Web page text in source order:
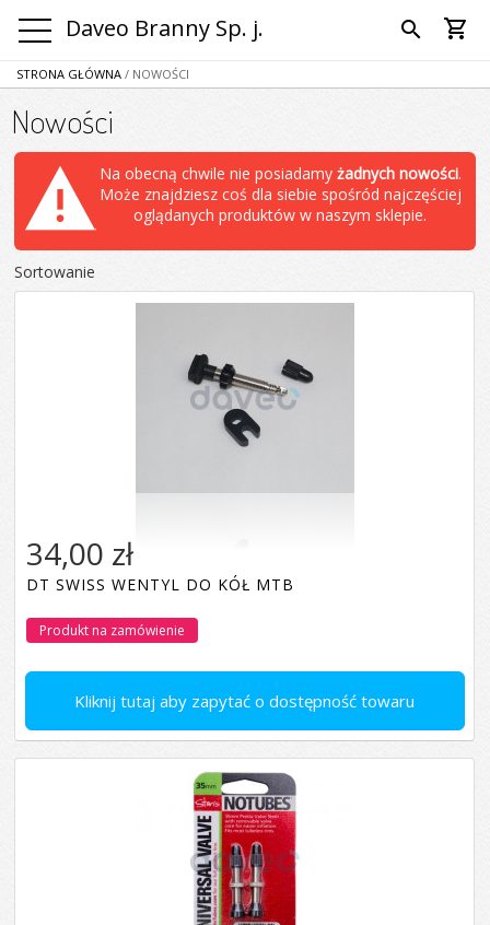
Daveo Branny Sp. j. search shopping_cart
STRONA GŁÓWNA / NOWOŚCI
Nowości
Na obecną chwile nie posiadamy żadnych nowości.
Może znajdziesz coś dla siebie spośród najczęściej
oglądanych produktów w naszym sklepie.
Sortowanie
Kliknij tutaj aby zapytać o dostępność towaru
34,00 zł
DT SWISS WENTYL DO KÓŁ MTB
Produkt na zamówienie